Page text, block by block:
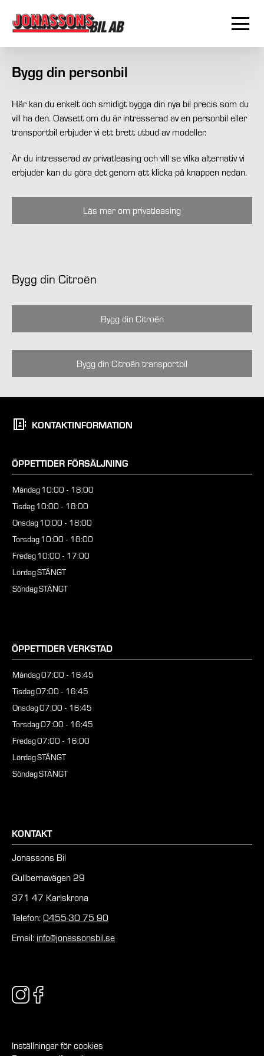
Bygg din personbil
Här kan du enkelt och smidigt bygga din nya bil precis som du
vill ha den. Oavsett om du är intresserad av en personbil eller
transportbil erbjuder vi ett brett utbud av modeller.
Är du intresserad av privatleasing och vill se vilka alternativ vi
erbjuder kan du göra det genom att klicka på knappen nedan.
Läs mer om privatleasing
Bygg din Citroën
Bygg din Citroën
Bygg din Citroën transportbil
KONTAKTINFORMATION
ÖPPETTIDER FÖRSÄLJNING
Måndag10:00 - 18:00
Tisdag10:00 - 18:00
Onsdag10:00 - 18:00
Torsdag10:00 - 18:00
Fredag10:00 - 17:00
LördagSTÄNGT
SöndagSTÄNGT
ÖPPETTIDER VERKSTAD
Måndag07:00 - 16:45
Tisdag07:00 - 16:45
Onsdag07:00 - 16:45
Torsdag07:00 - 16:45
Fredag07:00 - 16:00
LördagSTÄNGT
SöndagSTÄNGT
KONTAKT
Jonassons Bil
Gullbernavägen 29
371 47 Karlskrona
Telefon: 0455-30 75 90
Email: info@jonassonsbil.se
Inställningar för cookies